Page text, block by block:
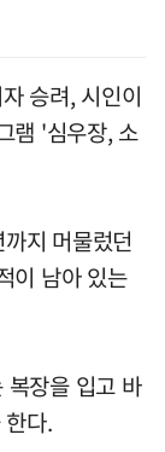
승려, 시인이
램 '심우장, 소
지 머물렀던
이 남아 있는
복장을 입고 바
다.